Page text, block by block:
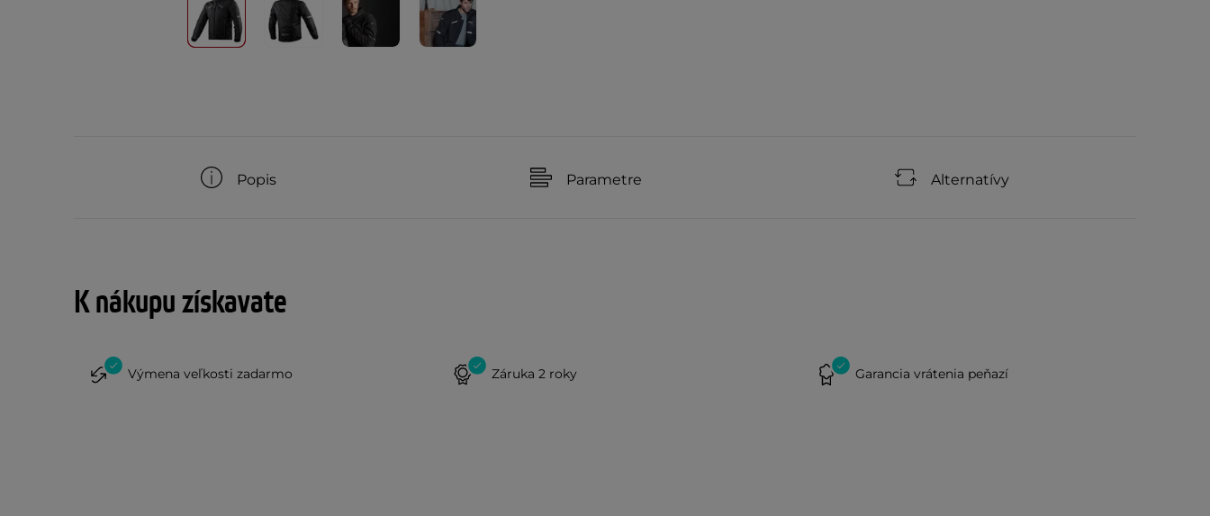
Popis Parametre Alternatívy
K nákupu získavate
Výmena veľkosti zadarmo Záruka 2 roky Garancia vrátenia peňazí